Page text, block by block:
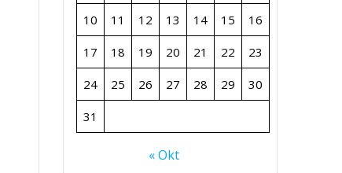
10 11 12 13 14 15 16
17 18 19 20 21 22 23
24 25 26 27 28 29 30
31
« Okt